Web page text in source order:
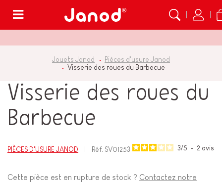
Jouets Janod
Pièces d'usure Janod
Visserie des roues du Barbecue
Visserie des roues du
Barbecue
PIÈCES D'USURE JANOD Réf. SV01253 3/5 - 2 avis
Cette pièce est en rupture de stock ? Contactez notre